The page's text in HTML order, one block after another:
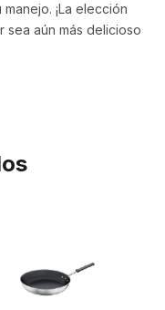
¡La elección
sea aún más delicioso